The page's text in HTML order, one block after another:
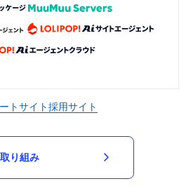
トサイト採用サイト
り組み